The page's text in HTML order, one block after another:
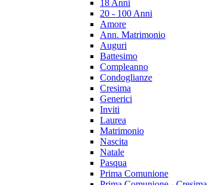
18 Anni
20 - 100 Anni
Amore
Ann. Matrimonio
Auguri
Battesimo
Compleanno
Condoglianze
Cresima
Generici
Inviti
Laurea
Matrimonio
Nascita
Natale
Pasqua
Prima Comunione